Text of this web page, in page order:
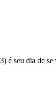
é seu dia de se